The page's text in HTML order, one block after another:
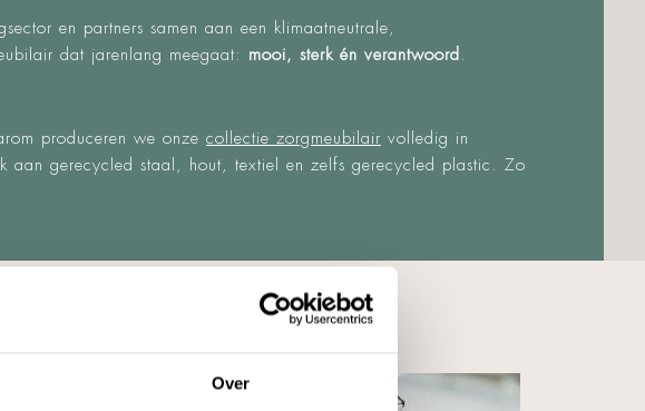
Over
en partners samen aan een klimaatneutrale,
dat jarenlang meegaat: mooi, sterk én verantwoord.
produceren we onze collectie zorgmeubilair volledig in
aan gerecycled staal, hout, textiel en zelfs gerecycled plastic. Zo